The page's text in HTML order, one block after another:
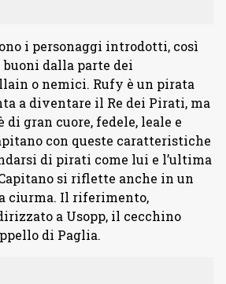
i personaggi introdotti, così
buoni dalla parte dei
o nemici. Rufy è un pirata
a diventare il Re dei Pirati, ma
di gran cuore, fedele, leale e
con queste caratteristiche
di pirati come lui e l’ultima
si riflette anche in un
ciurma. Il riferimento,
a Usopp, il cecchino
di Paglia.